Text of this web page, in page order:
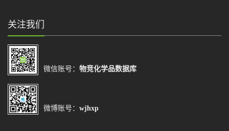
关注我们
微信账号： 物竞化学品数据库
微博账号： wjhxp